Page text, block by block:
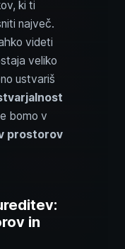
ki ti
največ.
videti
veliko
ustvariš
bomo v
prostorov
in